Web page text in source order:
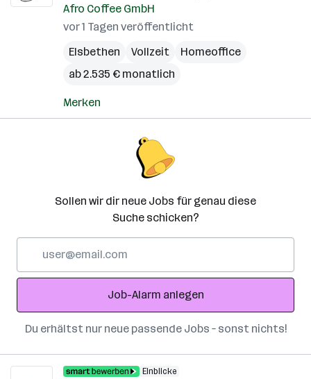
Afro Coffee GmbH
vor 1 Tagen veröffentlicht
Elsbethen
Vollzeit
Homeoffice
ab 2.535 € monatlich
Merken
Sollen wir dir neue Jobs für genau diese
Suche schicken?
Adresse
Job-Alarm anlegen
Du erhältst nur neue passende Jobs – sonst nichts!
Einblicke